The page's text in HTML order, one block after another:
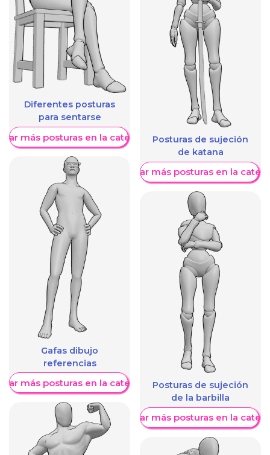
Diferentes posturas
para sentarse
más posturas en la categoría
Gafas dibujo
referencias
más posturas en la categoría
Posturas de sujeción
de katana
Mostrar más posturas en la
Posturas de sujeción
de la barbilla
Mostrar más posturas en la